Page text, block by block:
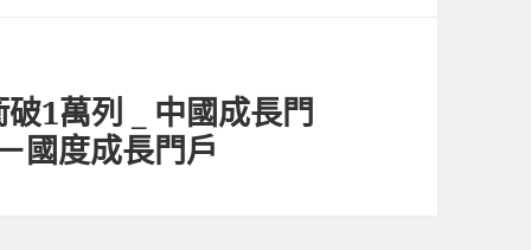
1萬列 _ 中國成長門
國度成長門戶